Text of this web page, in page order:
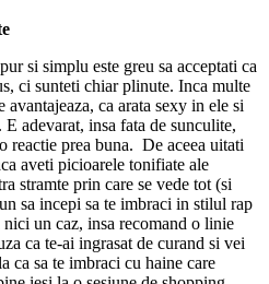
si simplu este greu sa acceptati ca
ci sunteti chiar plinute. Inca multe
ca arata sexy in ele si
adevarat, insa fata de sunculite,
reactie prea buna. De aceea uitati
aveti picioarele tonifiate ale
stramte prin care se vede tot (si
sa incepi sa te imbraci in stilul rap
un caz, insa recomand o linie
ca te-ai ingrasat de curand si vei
ca sa te imbraci cu haine care